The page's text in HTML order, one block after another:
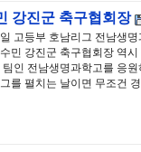
강진군 축구협회장
고등부 호남리그 전남생
민 강진군 축구협회장 역
팀인 전남생명과학고를 응
를 펼치는 날이면 무조건